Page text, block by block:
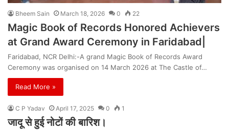
Bheem Sain March 18, 2026 0 22
Magic Book of Records Honored Achievers
at Grand Award Ceremony in Faridabad|
Faridabad, NCR Delhi:-A grand Magic Book of Records Award
Ceremony was organised on 14 March 2026 at The Castle of…
Read More »
C P Yadav April 17, 2025 0 1
जादू से हुई नोटों की बारिश।